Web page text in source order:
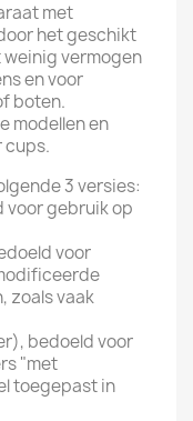
met
het geschikt
vermogen
en voor
boten.
modellen en
cups.
3 versies:
voor gebruik op
voor
zoals vaak
bedoeld voor
"met
toegepast in